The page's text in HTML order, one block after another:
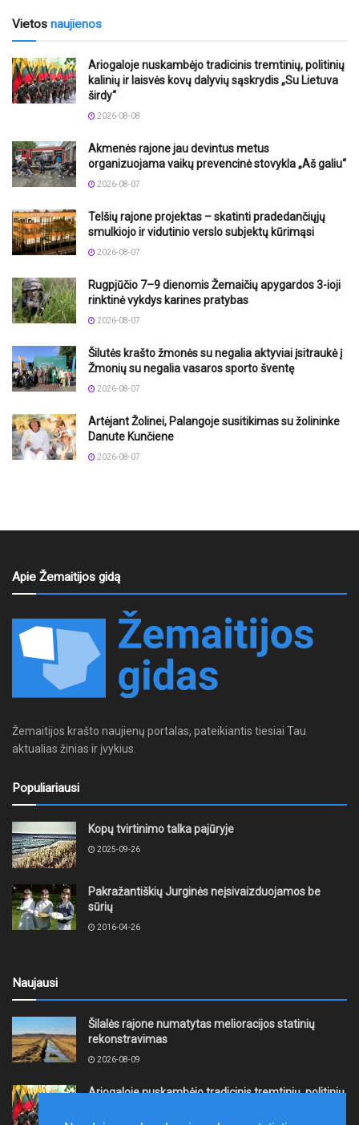
Vietos naujienos
Ariogaloje nuskambėjo tradicinis tremtinių, politinių
kalinių ir laisvės kovų dalyvių sąskrydis „Su Lietuva
širdy“
2026-08-08
Akmenės rajone jau devintus metus
organizuojama vaikų prevencinė stovykla „Aš galiu“
2026-08-07
Telšių rajone projektas – skatinti pradedančiųjų
smulkiojo ir vidutinio verslo subjektų kūrimąsi
2026-08-07
Rugpjūčio 7–9 dienomis Žemaičių apygardos 3-ioji
rinktinė vykdys karines pratybas
2026-08-07
Šilutės krašto žmonės su negalia aktyviai įsitraukė į
Žmonių su negalia vasaros sporto šventę
2026-08-07
Artėjant Žolinei, Palangoje susitikimas su žolininke
Danute Kunčiene
2026-08-07
Apie Žemaitijos gidą
Žemaitijos krašto naujienų portalas, pateikiantis tiesiai Tau
aktualias žinias ir įvykius.
Populiariausi
Kopų tvirtinimo talka pajūryje
2025-09-26
Pakražantiškių Jurginės neįsivaizduojamos be
sūrių
2016-04-26
Naujausi
Šilalės rajone numatytas melioracijos statinių
rekonstravimas
2026-08-09
Ariogaloje nuskambėjo tradicinis tremtinių, politinių
širdy“